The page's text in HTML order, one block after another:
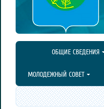
ОБЩИЕ СВЕДЕНИЯ
МОЛОДЕЖНЫЙ СОВЕТ